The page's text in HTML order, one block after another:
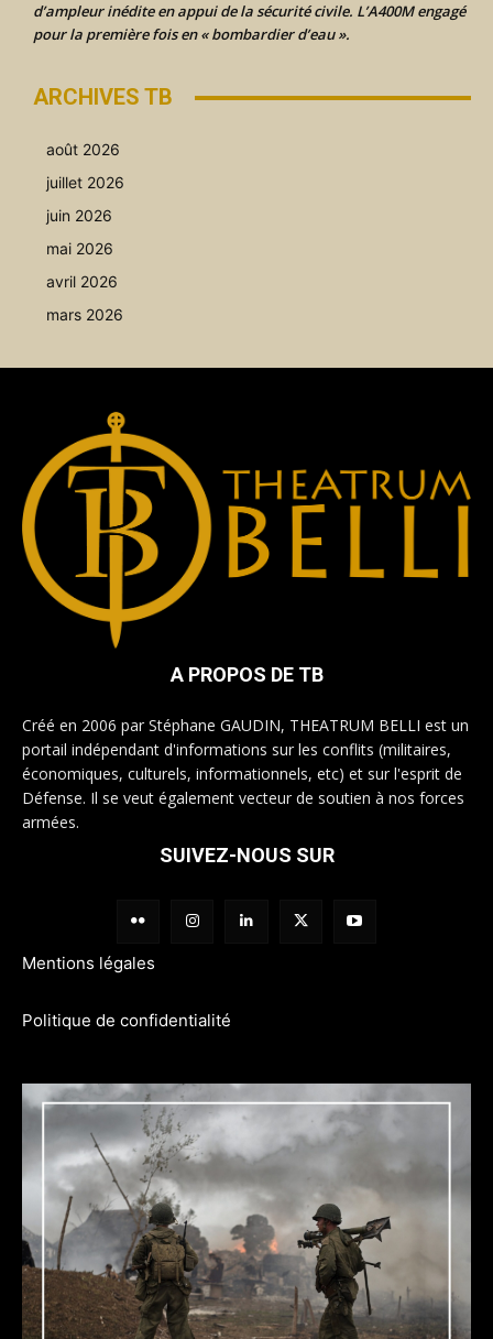
d’ampleur inédite en appui de la sécurité civile. L’A400M engagé
pour la première fois en « bombardier d’eau ».
ARCHIVES TB
août 2026
juillet 2026
juin 2026
mai 2026
avril 2026
mars 2026
A PROPOS DE TB
Créé en 2006 par Stéphane GAUDIN, THEATRUM BELLI est un
portail indépendant d'informations sur les conflits (militaires,
économiques, culturels, informationnels, etc) et sur l'esprit de
Défense. Il se veut également vecteur de soutien à nos forces
armées.
SUIVEZ-NOUS SUR
Mentions légales
Politique de confidentialité